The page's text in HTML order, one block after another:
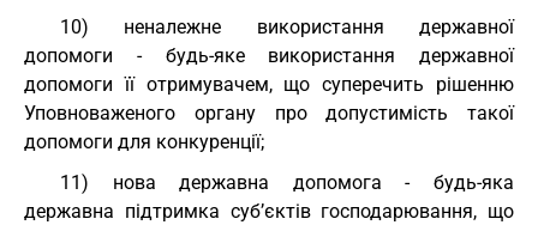
10) неналежне використання державної
допомоги - будь-яке використання державної
допомоги її отримувачем, що суперечить рішенню
Уповноваженого органу про допустимість такої
допомоги для конкуренції;
11) нова державна допомога - будь-яка
державна підтримка суб’єктів господарювання, що